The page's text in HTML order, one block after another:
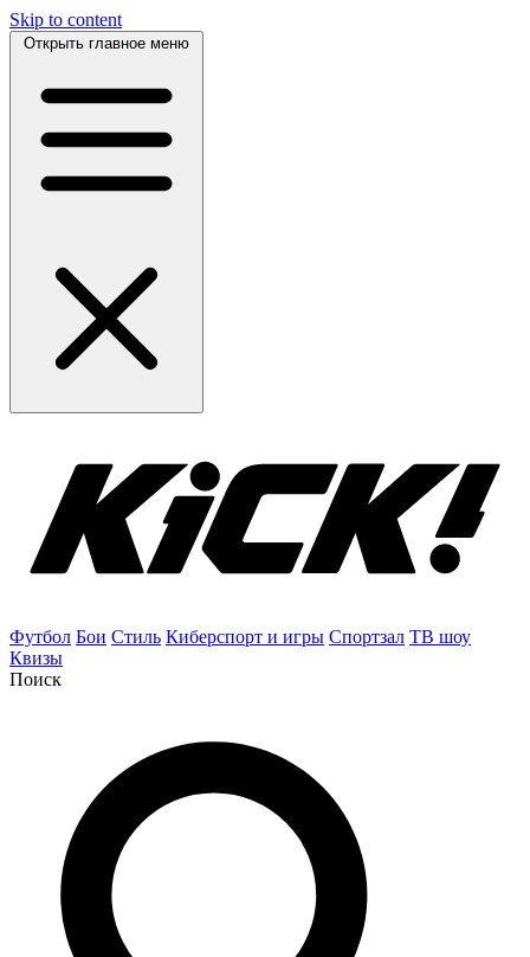
Skip to content
Открыть главное меню
Футбол Бои Стиль Киберспорт и игры Спортзал ТВ шоу
Квизы
Поиск